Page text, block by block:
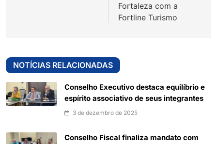
Fortaleza com a
Fortline Turismo
NOTÍCIAS RELACIONADAS
Conselho Executivo destaca equilíbrio e
espírito associativo de seus integrantes
3 de dezembro de 2025
Conselho Fiscal finaliza mandato com